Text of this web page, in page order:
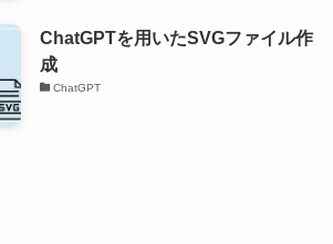
ChatGPTを用いたSVGファイル作
成
ChatGPT